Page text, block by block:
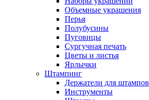
Объемные украшения
Перья
Полубусины
Пуговицы
Сургучная печать
Цветы и листья
Ярлычки
Штампинг
Держатели для штампов
Инструменты